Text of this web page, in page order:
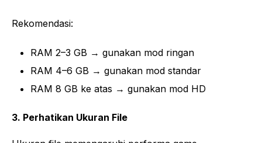
Rekomendasi:
RAM 2–3 GB → gunakan mod ringan
RAM 4–6 GB → gunakan mod standar
RAM 8 GB ke atas → gunakan mod HD
3. Perhatikan Ukuran File